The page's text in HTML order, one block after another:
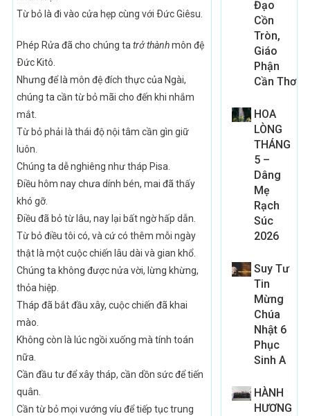
Từ bỏ là đi vào cửa hẹp cùng với Ðức Giêsu.
Phép Rửa đã cho chúng tatrở thànhmôn đệ
Ðức Kitô.
Nhưng để là môn đệ đích thực của Ngài,
chúng ta cần từ bỏ mãi cho đến khi nhắm
mắt.
Từ bỏ phải là thái độ nội tâm cần gìn giữ
luôn.
Chúng ta dễ nghiêng như tháp Pisa.
Ðiều hôm nay chưa dính bén, mai đã thấy
khó gỡ.
Ðiều đã bỏ từ lâu, nay lại bất ngờ hấp dẫn.
Từ bỏ điều tôi có, và cứ có thêm mỗi ngày
thật là một cuộc chiến lâu dài và gian khổ.
Chúng ta không được nửa vời, lừng khừng,
thỏa hiệp.
Tháp đã bắt đầu xây, cuộc chiến đã khai
mào.
Không còn là lúc ngồi xuống mà tính toán
nữa.
Cần đầu tư để xây tháp, cần dồn sức để tiến
quân.
Cần từ bỏ mọi vướng víu để tiếp tục trung
Đạo
Cồn
Tròn,
Giáo
Phận
Cần Thơ
HOA
LÒNG
THÁNG
5 –
Dâng
Mẹ
Rạch
Súc
2026
Suy Tư
Tin
Mừng
Chúa
Nhật 6
Phục
Sinh A
HÀNH
HƯƠNG